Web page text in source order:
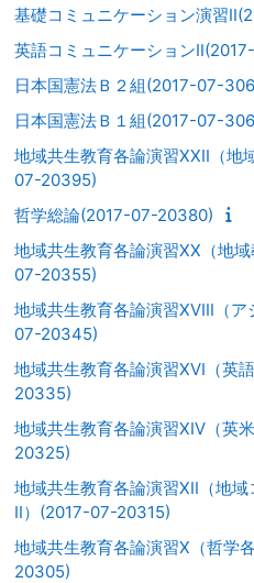
基礎コミュニケーション演習
英語コミュニケーション
日本国憲法Ｂ２組(2017-07-
日本国憲法Ｂ１組(2017-07-
地域共生教育各論演習XXII（地
07-20395)
哲学総論(2017-07-20380)
地域共生教育各論演習XX（地
07-20355)
地域共生教育各論演習XVIII（
07-20345)
地域共生教育各論演習XVI（英
20335)
地域共生教育各論演習XIV（英
20325)
地域共生教育各論演習XII（地
II）(2017-07-20315)
地域共生教育各論演習X（哲学
20305)